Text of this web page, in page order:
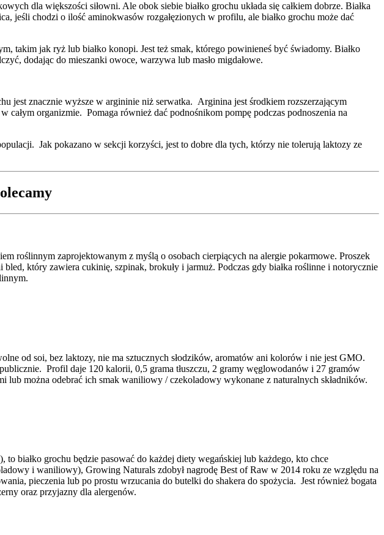
dla większości siłowni. Ale obok siebie białko grochu układa się całkiem dobrze. Białka
jeśli chodzi o ilość aminokwasów rozgałęzionych w profilu, ale białko grochu może dać
takim jak ryż lub białko konopi. Jest też smak, którego powinieneś być świadomy. Białko
dodając do mieszanki owoce, warzywa lub masło migdałowe.
jest znacznie wyższe w argininie niż serwatka. Arginina jest środkiem rozszerzającym
organizmie. Pomaga również dać podnośnikom pompę podczas podnoszenia na
Jak pokazano w sekcji korzyści, jest to dobre dla tych, którzy nie tolerują laktozy ze
roślinnym zaprojektowanym z myślą o osobach cierpiących na alergie pokarmowe. Proszek
który zawiera cukinię, szpinak, brokuły i jarmuż. Podczas gdy białka roślinne i notorycznie
od soi, bez laktozy, nie ma sztucznych słodzików, aromatów ani kolorów i nie jest GMO.
Profil daje 120 kalorii, 0,5 grama tłuszczu, 2 gramy węglowodanów i 27 gramów
lub można odebrać ich smak waniliowy / czekoladowy wykonane z naturalnych składników.
białko grochu będzie pasować do każdej diety wegańskiej lub każdego, kto chce
i waniliowy), Growing Naturals zdobył nagrodę Best of Raw w 2014 roku ze względu na
pieczenia lub po prostu wrzucania do butelki do shakera do spożycia. Jest również bogata
oraz przyjazny dla alergenów.